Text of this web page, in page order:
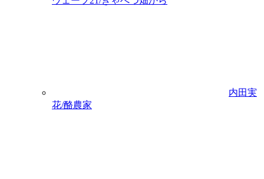
内田実
花/酪農家